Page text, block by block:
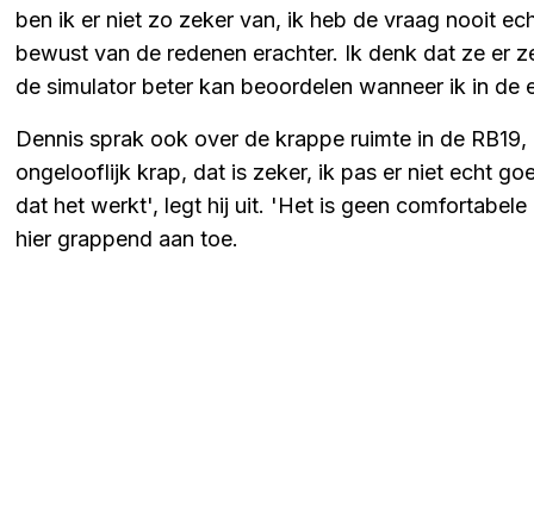
ben ik er niet zo zeker van, ik heb de vraag nooit
bewust van de redenen erachter. Ik denk dat ze er
de simulator beter kan beoordelen wanneer ik in de
Dennis sprak ook over de krappe ruimte in de
ongelooflijk krap, dat is zeker, ik pas er niet echt
dat het werkt', legt hij uit. 'Het is geen
hier grappend aan toe.